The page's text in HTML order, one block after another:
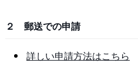
２ 郵送での申請
詳しい申請方法はこちら